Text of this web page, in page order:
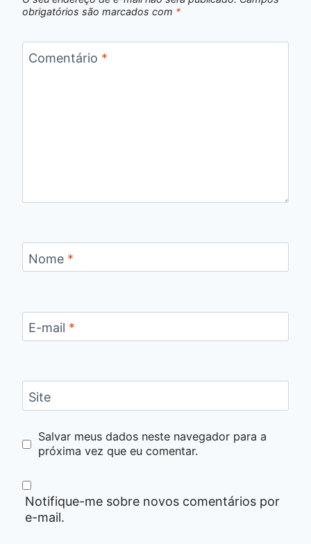
obrigatórios são marcados com *
Comentário *
Nome *
E-mail *
Site
Salvar meus dados neste navegador para a
próxima vez que eu comentar.
Notifique-me sobre novos comentários por
e-mail.